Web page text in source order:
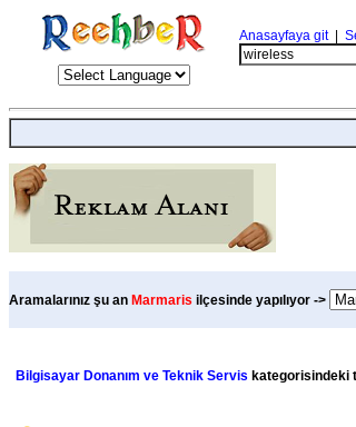
Anasayfaya git|
Aramalarınız şu an Marmaris ilçesinde yapılıyor ->
Bilgisayar Donanım ve Teknik Servis kategorisindeki